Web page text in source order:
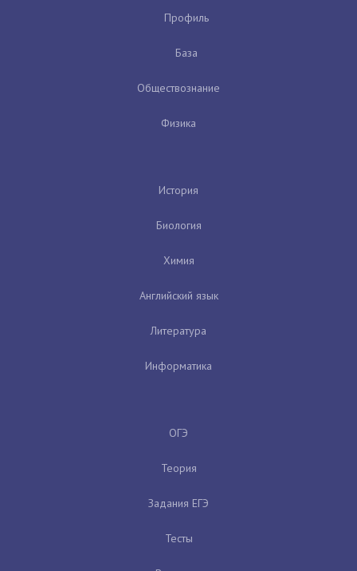
Профиль
База
Обществознание
Физика
История
Биология
Химия
Английский язык
Литература
Информатика
ОГЭ
Теория
Задания ЕГЭ
Тесты